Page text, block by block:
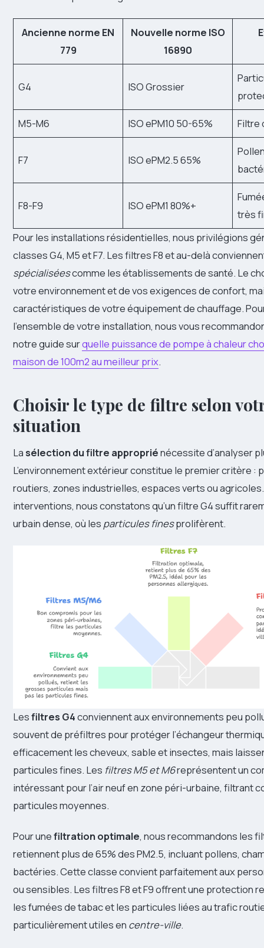
Ancienne norme EN
779
Nouvelle norme ISO
16890
G4 ISO Grossier
M5-M6 ISO ePM10 50-65% Filtre
F7 ISO ePM2.5 65%
F8-F9 ISO ePM1 80%+
très
Pour les installations résidentielles, nous privilégions
classes G4, M5 et F7. Les filtres F8 et au-delà
spécialiséescomme les établissements de santé. Le
votre environnement et de vos exigences de confort,
caractéristiques de votre équipement de chauffage.
l’ensemble de votre installation, nous vous
notre guide surquelle puissance de pompe à chaleur
maison de 100m2 au meilleur prix.
Choisir le type de filtre selon
situation
Lasélection du filtre appropriénécessite d’analyser
L’environnement extérieur constitue le premier critère :
routiers, zones industrielles, espaces verts ou
interventions, nous constatons qu’un filtre G4 suffit
urbain dense, où les particules finesprolifèrent.
Lesfiltres G4conviennent aux environnements peu
souvent de préfiltres pour protéger l’échangeur
efficacement les cheveux, sable et insectes, mais
particules fines. Les filtres M5 et M6représentent un
intéressant pour l’air neuf en zone péri-urbaine, filtrant
particules moyennes.
Pour unefiltration optimale, nous recommandons les
retiennent plus de 65% des PM2.5, incluant pollens,
bactéries. Cette classe convient parfaitement aux
ou sensibles. Les filtres F8 et F9 offrent une protection
les fumées de tabac et les particules liées au trafic
particulièrement utiles en centre-ville.